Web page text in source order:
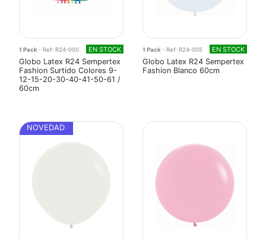
1 Pack - Ref: R24-000 EN STOCK
Globo Latex R24 Sempertex
Fashion Surtido Colores 9-
12-15-20-30-40-41-50-61 /
60cm
1 Pack - Ref: R24-005 EN STOCK
Globo Latex R24 Sempertex
Fashion Blanco 60cm
NOVEDAD